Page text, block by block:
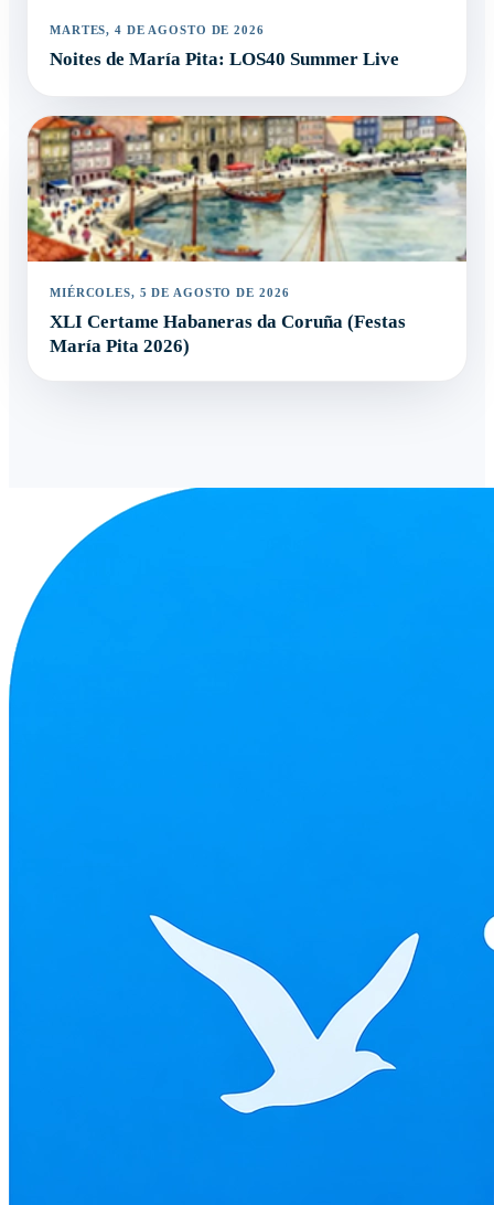
MARTES, 4 DE AGOSTO DE 2026
Noites de María Pita: LOS40 Summer Live
MIÉRCOLES, 5 DE AGOSTO DE 2026
XLI Certame Habaneras da Coruña (Festas
María Pita 2026)